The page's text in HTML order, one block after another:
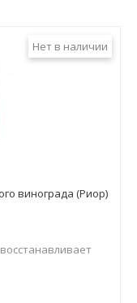
Нет в наличии
винограда (Риор)